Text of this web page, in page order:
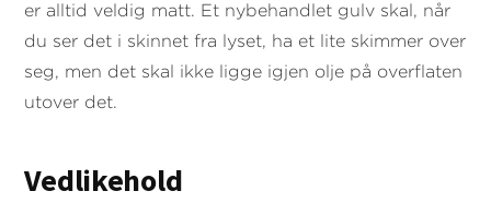
er alltid veldig matt. Et nybehandlet gulv skal, når
du ser det i skinnet fra lyset, ha et lite skimmer over
seg, men det skal ikke ligge igjen olje på overflaten
utover det.
Vedlikehold